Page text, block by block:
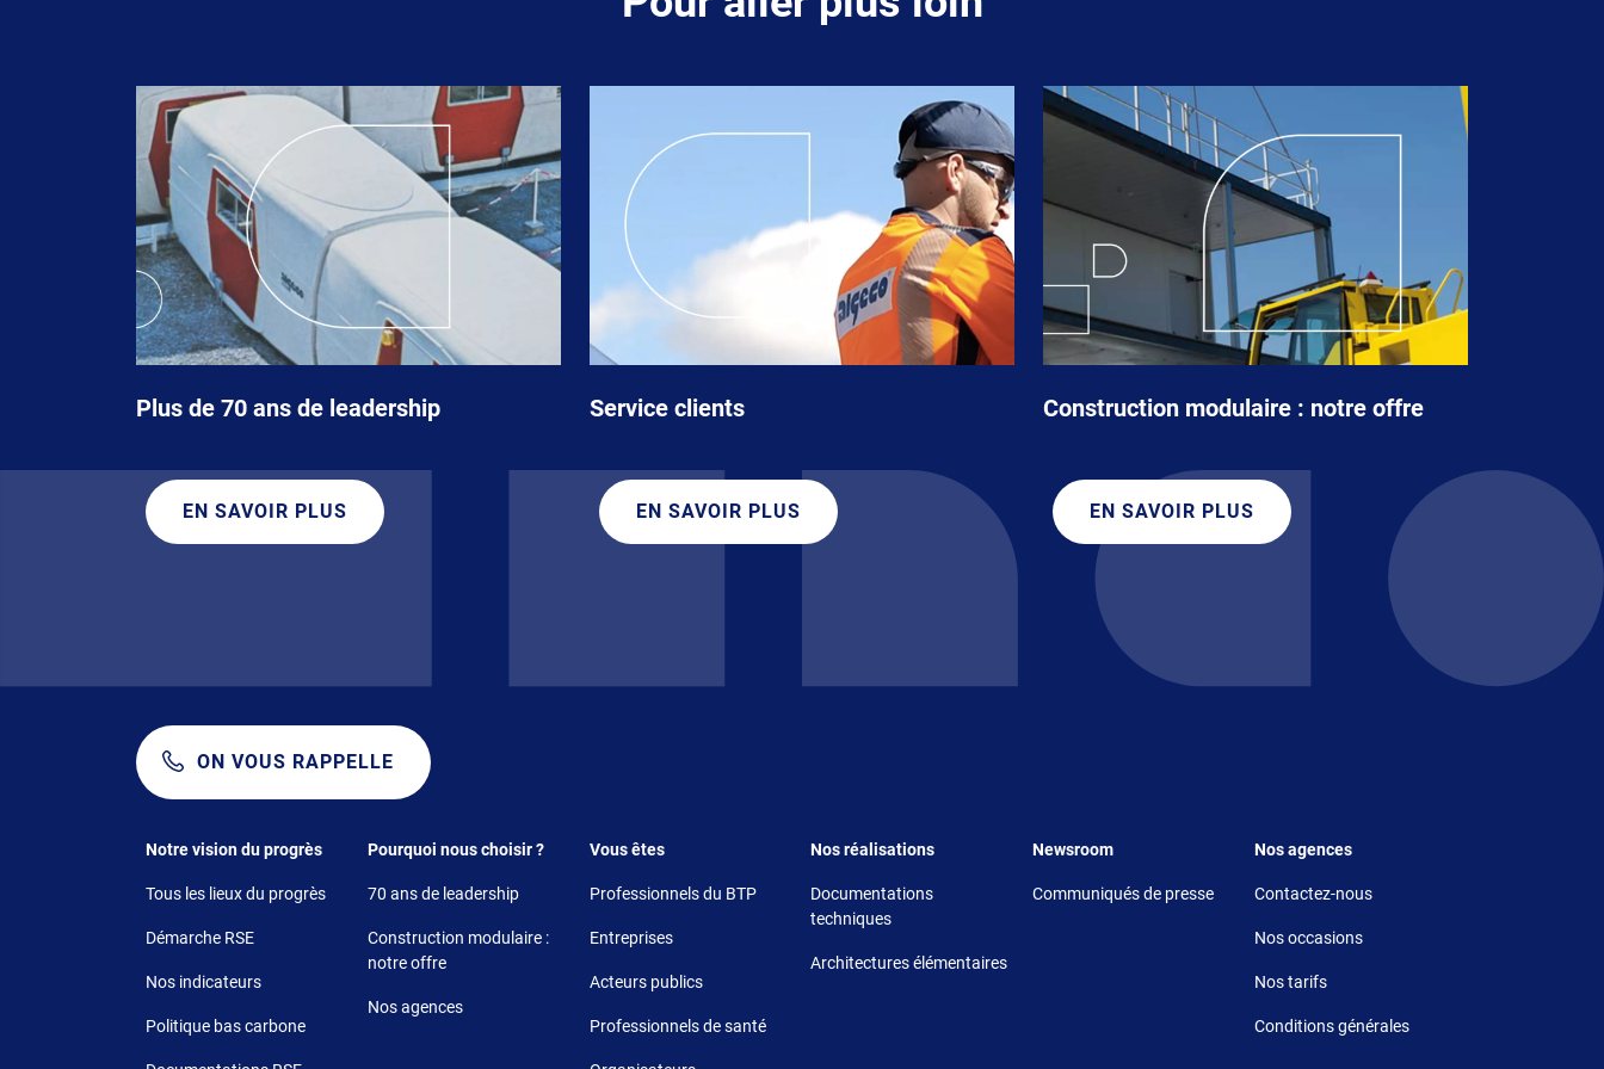
Plus de 70 ans de leadership
EN SAVOIR PLUS
Service clients
EN SAVOIR PLUS
Construction modulaire : notre offre
EN SAVOIR PLUS
ON VOUS RAPPELLE
Footer 1
Notre vision du progrès
Tous les lieux du progrès
Démarche RSE
Nos indicateurs
Politique bas carbone
Footer 2
Pourquoi nous choisir ?
70 ans de leadership
Construction modulaire :
notre offre
Nos agences
Footer 3
Vous êtes
Professionnels du BTP
Entreprises
Acteurs publics
Professionnels de santé
Footer 4
Nos réalisations
Documentations
techniques
Architectures élémentaires
Footer 5
Newsroom
Communiqués de presse
Footer 6
Nos agences
Contactez-nous
Nos occasions
Nos tarifs
Conditions générales